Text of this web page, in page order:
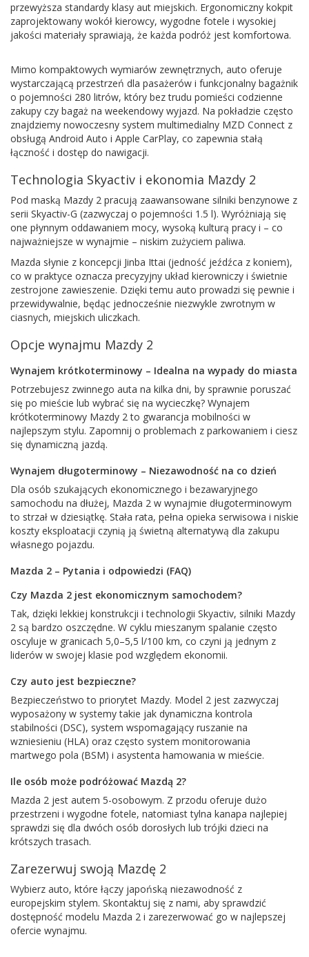
przewyższa standardy klasy aut miejskich. Ergonomiczny kokpit
zaprojektowany wokół kierowcy, wygodne fotele i wysokiej
jakości materiały sprawiają, że każda podróż jest komfortowa.
Mimo kompaktowych wymiarów zewnętrznych, auto oferuje
wystarczającą przestrzeń dla pasażerów i funkcjonalny bagażnik
o pojemności 280 litrów, który bez trudu pomieści codzienne
zakupy czy bagaż na weekendowy wyjazd. Na pokładzie często
znajdziemy nowoczesny system multimedialny MZD Connect z
obsługą Android Auto i Apple CarPlay, co zapewnia stałą
łączność i dostęp do nawigacji.
Technologia Skyactiv i ekonomia Mazdy 2
Pod maską Mazdy 2 pracują zaawansowane silniki benzynowe z
serii Skyactiv-G (zazwyczaj o pojemności 1.5 l). Wyróżniają się
one płynnym oddawaniem mocy, wysoką kulturą pracy i – co
najważniejsze w wynajmie – niskim zużyciem paliwa.
Mazda słynie z koncepcji Jinba Ittai (jedność jeźdźca z koniem),
co w praktyce oznacza precyzyjny układ kierowniczy i świetnie
zestrojone zawieszenie. Dzięki temu auto prowadzi się pewnie i
przewidywalnie, będąc jednocześnie niezwykle zwrotnym w
ciasnych, miejskich uliczkach.
Opcje wynajmu Mazdy 2
Wynajem krótkoterminowy – Idealna na wypady do miasta
Potrzebujesz zwinnego auta na kilka dni, by sprawnie poruszać
się po mieście lub wybrać się na wycieczkę? Wynajem
krótkoterminowy Mazdy 2 to gwarancja mobilności w
najlepszym stylu. Zapomnij o problemach z parkowaniem i ciesz
się dynamiczną jazdą.
Wynajem długoterminowy – Niezawodność na co dzień
Dla osób szukających ekonomicznego i bezawaryjnego
samochodu na dłużej, Mazda 2 w wynajmie długoterminowym
to strzał w dziesiątkę. Stała rata, pełna opieka serwisowa i niskie
koszty eksploatacji czynią ją świetną alternatywą dla zakupu
własnego pojazdu.
Mazda 2 – Pytania i odpowiedzi (FAQ)
Czy Mazda 2 jest ekonomicznym samochodem?
Tak, dzięki lekkiej konstrukcji i technologii Skyactiv, silniki Mazdy
2 są bardzo oszczędne. W cyklu mieszanym spalanie często
oscyluje w granicach 5,0–5,5 l/100 km, co czyni ją jednym z
liderów w swojej klasie pod względem ekonomii.
Czy auto jest bezpieczne?
Bezpieczeństwo to priorytet Mazdy. Model 2 jest zazwyczaj
wyposażony w systemy takie jak dynamiczna kontrola
stabilności (DSC), system wspomagający ruszanie na
wzniesieniu (HLA) oraz często system monitorowania
martwego pola (BSM) i asystenta hamowania w mieście.
Ile osób może podróżować Mazdą 2?
Mazda 2 jest autem 5-osobowym. Z przodu oferuje dużo
przestrzeni i wygodne fotele, natomiast tylna kanapa najlepiej
sprawdzi się dla dwóch osób dorosłych lub trójki dzieci na
krótszych trasach.
Zarezerwuj swoją Mazdę 2
Wybierz auto, które łączy japońską niezawodność z
europejskim stylem. Skontaktuj się z nami, aby sprawdzić
dostępność modelu Mazda 2 i zarezerwować go w najlepszej
ofercie wynajmu.